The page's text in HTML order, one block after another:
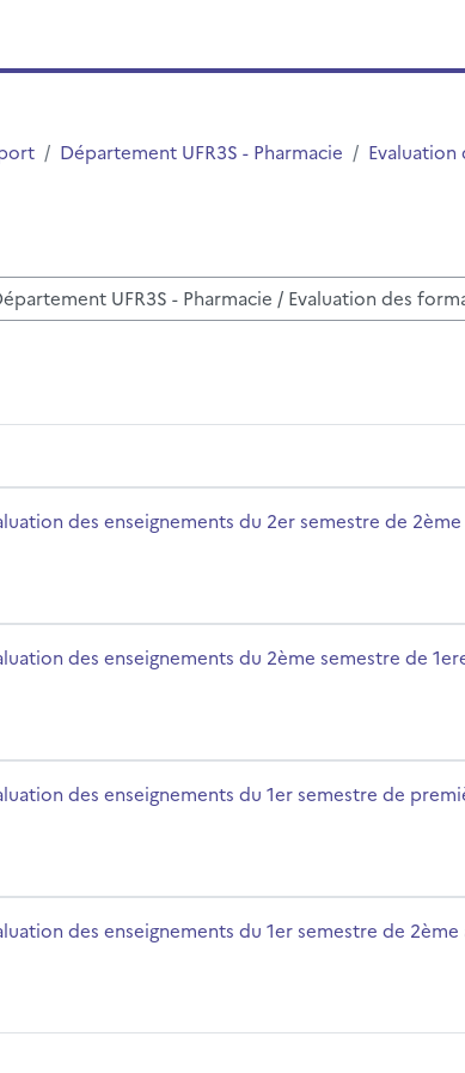
Département UFR3S - Pharmacie
des cours
de 2ème année
du coursdes enseignements du 2er semestre de 2ème
de 1ere année
du coursdes enseignements du 2ème semestre de
de première année
du coursdes enseignements du 1er semestre de
de 2ème année
du coursdes enseignements du 1er semestre de 2ème